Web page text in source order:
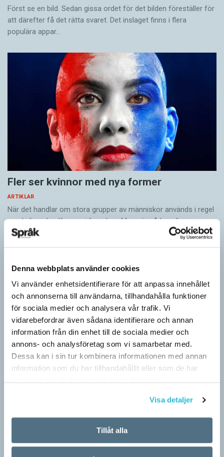
Denna webbplats använder cookies
Vi använder enhetsidentifierare för att anpassa innehållet
och annonserna till användarna, tillhandahålla funktioner
för sociala medier och analysera vår trafik. Vi
vidarebefordrar även sådana identifierare och annan
information från din enhet till de sociala medier och
annons- och analysföretag som vi samarbetar med.
Dessa kan i sin tur kombinera informationen med annan
information som du har tillhandahållit eller som de har
Visa detaljer
Tillåt alla
Först se en bild. Sedan gissa ordet för det bilden föreställer för
att därefter få det rätta svaret. Det inslaget finns i flera
populära appar…
Fler ser kvinnor med nya former
ARTIKLAR
När det handlar om stora grupper av människor används i regel
maskulina pluralformer i franskan. Men när sådana ­former
ersätts av dubbel­former som les étudiantes…
Pronomen avslöjar vem som ska tala
meningsstruktur. Ändå har tvååringar lärt sig grunderna
i turtagning i samtal. Förmågan utvecklas ytterligare i takt med…